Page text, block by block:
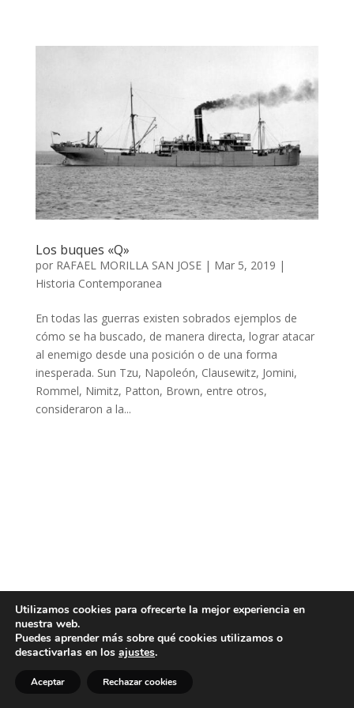
Los buques «Q»
por RAFAEL MORILLA SAN JOSE| Mar 5, 2019 |
Historia Contemporanea
En todas las guerras existen sobrados ejemplos de
cómo se ha buscado, de manera directa, lograr atacar
al enemigo desde una posición o de una forma
inesperada. Sun Tzu, Napoleón, Clausewitz, Jomini,
Rommel, Nimitz, Patton, Brown, entre otros,
consideraron a la...
Utilizamos cookies para ofrecerte la mejor experiencia en
nuestra web.
Puedes aprender más sobre qué cookies utilizamos o
desactivarlas en los ajustes.
Aceptar Rechazar cookies